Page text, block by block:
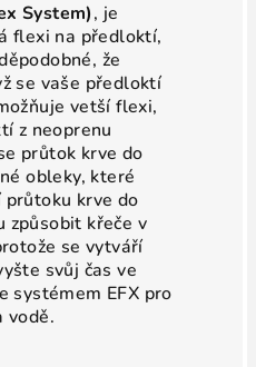
System), je
flexi na předloktí,
že
se vaše předloktí
vetší flexi,
z neoprenu
průtok krve do
obleky, které
průtoku krve do
způsobit křeče v
se vytváří
svůj čas ve
systémem EFX pro
vodě.